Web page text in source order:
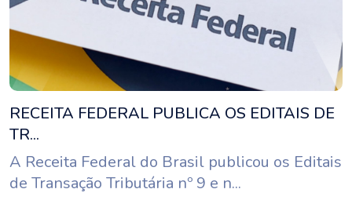
RECEITA FEDERAL PUBLICA OS EDITAIS DE
TR...
A Receita Federal do Brasil publicou os Editais
de Transação Tributária nº 9 e n...